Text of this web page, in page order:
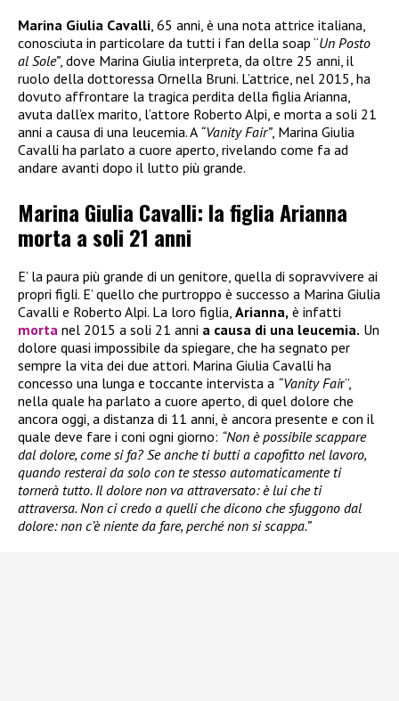
Marina Giulia Cavalli , 65 anni, è una nota attrice italiana,
conosciuta in particolare da tutti i fan della soap “Un Posto
al Sole”, dove Marina Giulia interpreta, da oltre 25 anni, il
ruolo della dottoressa Ornella Bruni. L’attrice, nel 2015, ha
dovuto affrontare la tragica perdita della figlia Arianna,
avuta dall’ex marito, l’attore Roberto Alpi, e morta a soli 21
anni a causa di una leucemia. A “Vanity Fair”, Marina Giulia
Cavalli ha parlato a cuore aperto, rivelando come fa ad
andare avanti dopo il lutto più grande.
Marina Giulia Cavalli: la figlia Arianna
morta a soli 21 anni
E’ la paura più grande di un genitore, quella di sopravvivere ai
propri figli. E’ quello che purtroppo è successo a Marina Giulia
Cavalli e Roberto Alpi. La loro figlia, Arianna, è infatti
morta nel 2015 a soli 21 anni a causa di una leucemia. Un
dolore quasi impossibile da spiegare, che ha segnato per
sempre la vita dei due attori. Marina Giulia Cavalli ha
concesso una lunga e toccante intervista a “Vanity Fair”,
nella quale ha parlato a cuore aperto, di quel dolore che
ancora oggi, a distanza di 11 anni, è ancora presente e con il
quale deve fare i coni ogni giorno: “Non è possibile scappare
dal dolore, come si fa? Se anche ti butti a capofitto nel lavoro,
quando resterai da solo con te stesso automaticamente ti
tornerà tutto. Il dolore non va attraversato: è lui che ti
attraversa. Non ci credo a quelli che dicono che sfuggono dal
dolore: non c’è niente da fare, perché non si scappa.”